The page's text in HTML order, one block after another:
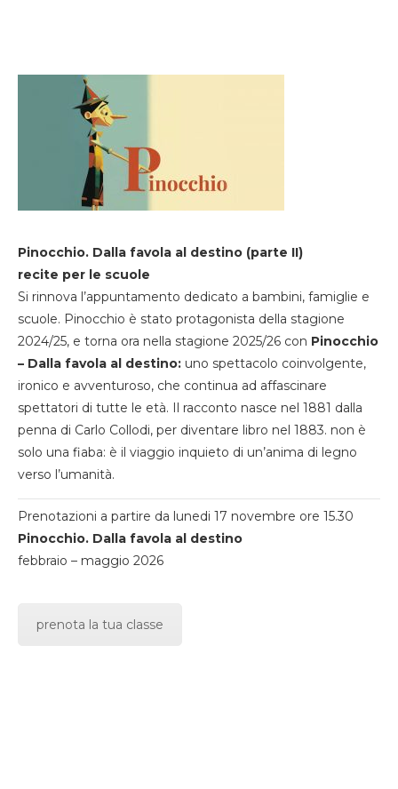
Pinocchio. Dalla favola al destino (parte II)
recite per le scuole
Si rinnova l’appuntamento dedicato a bambini, famiglie e
scuole. Pinocchio è stato protagonista della stagione
2024/25, e torna ora nella stagione 2025/26 con Pinocchio
– Dalla favola al destino: uno spettacolo coinvolgente,
ironico e avventuroso, che continua ad affascinare
spettatori di tutte le età. Il racconto nasce nel 1881 dalla
penna di Carlo Collodi, per diventare libro nel 1883. non è
solo una fiaba: è il viaggio inquieto di un’anima di legno
verso l’umanità.
Prenotazioni a partire da lunedi 17 novembre ore 15.30
Pinocchio. Dalla favola al destino
febbraio – maggio 2026
prenota la tua classe